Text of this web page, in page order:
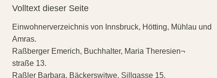
Volltext dieser Seite
Einwohnerverzeichnis von Innsbruck, Hötting, Mühlau und
Amras.
Raßberger Emerich, Buchhalter, Maria Theresien¬
straße 13.
Raßler Barbara, Bäckerswitwe, Sillgasse 15.